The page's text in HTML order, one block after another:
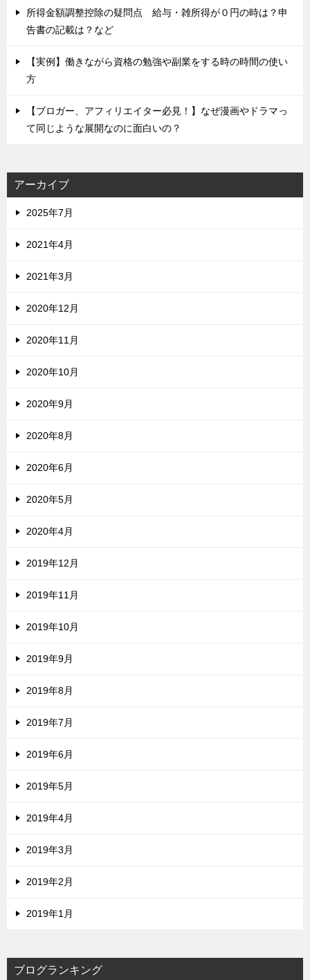
所得金額調整控除の疑問点 給与・雑所得が０円の時は？申
告書の記載は？など
【実例】働きながら資格の勉強や副業をする時の時間の使い
方
【ブロガー、アフィリエイター必見！】なぜ漫画やドラマっ
て同じような展開なのに面白いの？
アーカイブ
2025年7月
2021年4月
2021年3月
2020年12月
2020年11月
2020年10月
2020年9月
2020年8月
2020年6月
2020年5月
2020年4月
2019年12月
2019年11月
2019年10月
2019年9月
2019年8月
2019年7月
2019年6月
2019年5月
2019年4月
2019年3月
2019年2月
2019年1月
ブログランキング